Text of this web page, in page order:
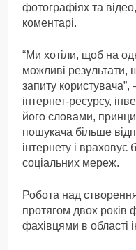
фотографіях та
коментарі.
“Ми хотіли, щоб на
можливі
запиту користувача”,
інтернет-ресурсу,
його словами,
пошукача більше
інтернету і враховує
соціальних мереж.
Робота над
протягом двох років
фахівцями в області